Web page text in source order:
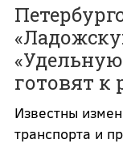
готовят к
Известны
транспорта и